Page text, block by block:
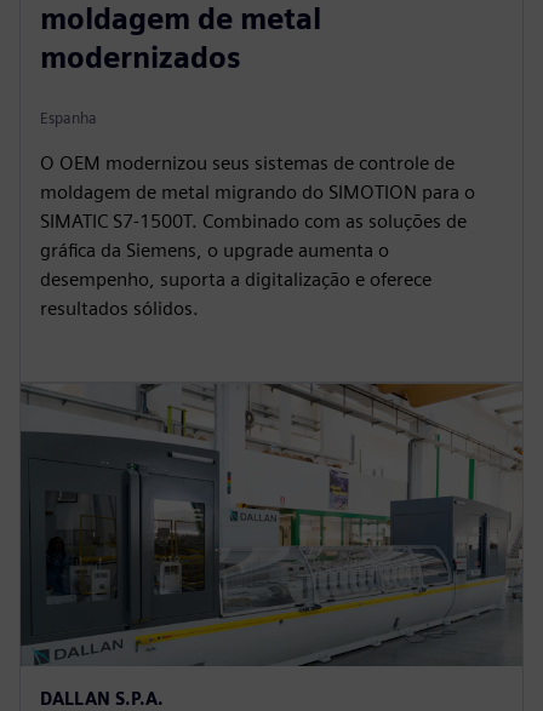
moldagem de metal
modernizados
Espanha
O OEM modernizou seus sistemas de controle de
moldagem de metal migrando do SIMOTION para o
SIMATIC S7-1500T. Combinado com as soluções de
gráfica da Siemens, o upgrade aumenta o
desempenho, suporta a digitalização e oferece
resultados sólidos.
DALLAN S.P.A.